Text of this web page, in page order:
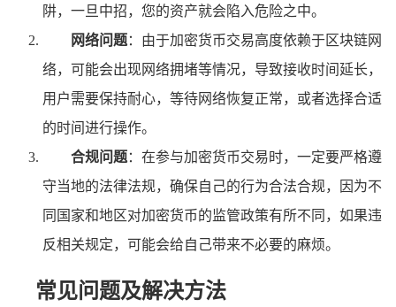
阱，一旦中招，您的资产就会陷入危险之中。
网络问题：由于加密货币交易高度依赖于区块链网
络，可能会出现网络拥堵等情况，导致接收时间延长，
用户需要保持耐心，等待网络恢复正常，或者选择合适
的时间进行操作。
合规问题：在参与加密货币交易时，一定要严格遵
守当地的法律法规，确保自己的行为合法合规，因为不
同国家和地区对加密货币的监管政策有所不同，如果违
反相关规定，可能会给自己带来不必要的麻烦。
常见问题及解决方法